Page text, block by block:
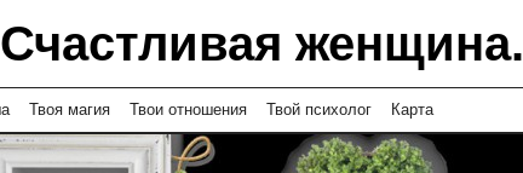
Счастливая женщина.
Твоя магия Твои отношения Твой психолог Карта